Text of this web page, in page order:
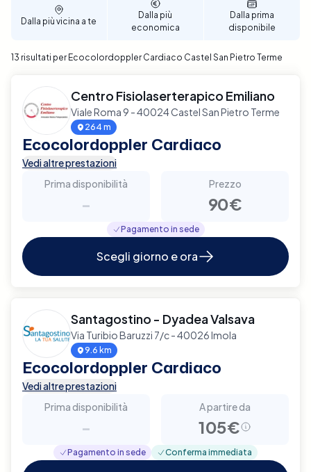
servizio affidabile e di qualità.
Dalla più vicina a te
Dalla più
economica
Dalla prima
disponibile
13 risultati per Ecocolordoppler Cardiaco Castel San Pietro Terme
Centro Fisiolaserterapico Emiliano
Viale Roma 9 - 40024 Castel San Pietro Terme
264 m
Ecocolordoppler Cardiaco
Vedi altre prestazioni
Prima disponibilità
-
Prezzo
90€
Pagamento in sede
Scegli giorno e ora
Santagostino - Dyadea Valsava
Via Turibio Baruzzi 7/c - 40026 Imola
9.6 km
Ecocolordoppler Cardiaco
Vedi altre prestazioni
Prima disponibilità
-
A partire da
105€
Pagamento in sede Conferma immediata